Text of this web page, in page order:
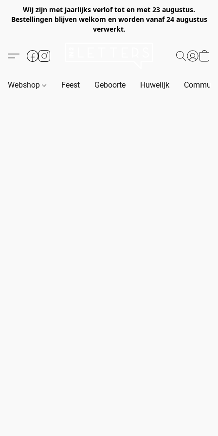
Wij zijn met jaarlijks verlof tot en met 23 augustus.
Bestellingen blijven welkom en worden vanaf 24 augustus
verwerkt.
Webshop Feest Geboorte Huwelijk